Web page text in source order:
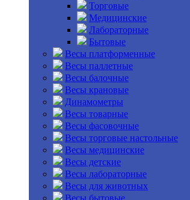
Торговые
Медицинские
Лабораторные
Бытовые
Весы платформенные
Весы паллетные
Весы балочные
Весы крановые
Динамометры
Весы товарные
Весы фасовочные
Весы торговые настольные
Весы медицинские
Весы детские
Весы лабораторные
Весы для животных
Весы бытовые